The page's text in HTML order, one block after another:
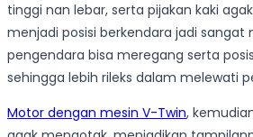
tinggi nan lebar, serta pijakan kaki
menjadi posisi berkendara jadi sangat
pengendara bisa meregang serta
sehingga lebih rileks dalam melewati
Motor dengan mesin V-Twin,